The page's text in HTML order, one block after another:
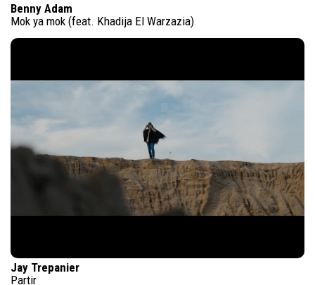
Benny Adam
Mok ya mok (feat. Khadija El Warzazia)
Jay Trepanier
Partir